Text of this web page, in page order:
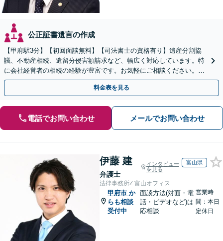
公正証書遺言の作成
【甲府駅3分】【初回面談無料】【司法書士の資格有り】遺産分割協
議、不動産相続、遺留分侵害額請求など、幅広く対応しています。特
に会社経営者の相続の経験が豊富です。お気軽にご相談ください。
【休日・夜間面談可】【オンライン面談可】
料金表を見る
電話でお問い合わせ メールでお問い合わせ
伊藤 建
弁護士
インタビュー
を見る
富山県
法律事務所Z 富山オフィス
甲府市 か
らも相談
受付中
面談方法(対面・電
話・ビデオなど)は
応相談
営業時
間：本日
定休日